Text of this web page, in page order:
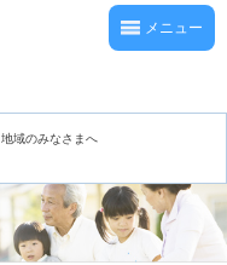
メニュー
地域のみなさまへ